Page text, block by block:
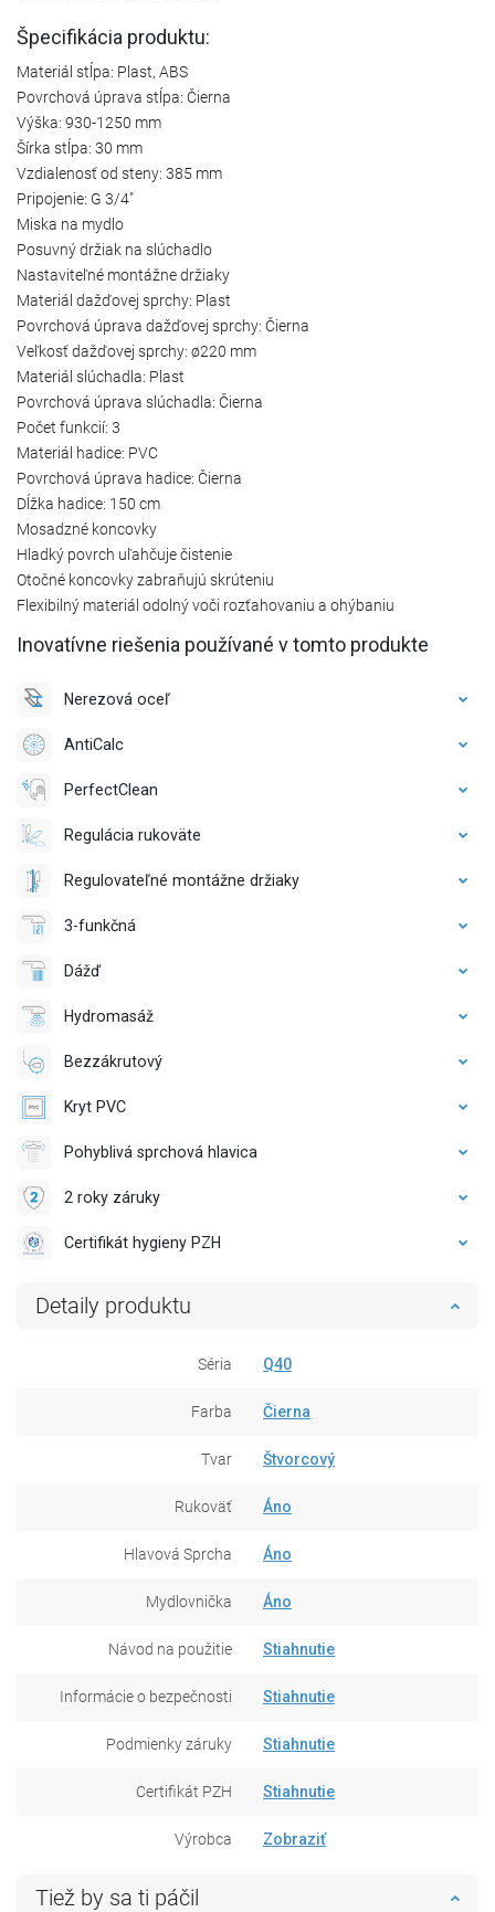
Špecifikácia produktu:
Materiál stĺpa: Plast, ABS
Povrchová úprava stĺpa: Čierna
Výška: 930-1250 mm
Šírka stĺpa: 30 mm
Vzdialenosť od steny: 385 mm
Pripojenie: G 3/4"
Miska na mydlo
Posuvný držiak na slúchadlo
Nastaviteľné montážne držiaky
Materiál dažďovej sprchy: Plast
Povrchová úprava dažďovej sprchy: Čierna
Veľkosť dažďovej sprchy: ø220 mm
Materiál slúchadla: Plast
Povrchová úprava slúchadla: Čierna
Počet funkcií: 3
Materiál hadice: PVC
Povrchová úprava hadice: Čierna
Dĺžka hadice: 150 cm
Mosadzné koncovky
Hladký povrch uľahčuje čistenie
Otočné koncovky zabraňujú skrúteniu
Flexibilný materiál odolný voči rozťahovaniu a ohýbaniu
Inovatívne riešenia používané v tomto produkte
Nerezová oceľ
AntiCalc
PerfectClean
Regulácia rukoväte
Regulovateľné montážne držiaky
3-funkčná
Dážď
Hydromasáž
Bezzákrutový
Kryt PVC
Pohyblivá sprchová hlavica
2 roky záruky
Certifikát hygieny PZH
Detaily produktu
Séria Q40
Farba Čierna
Tvar Štvorcový
Rukoväť Áno
Hlavová Sprcha Áno
Mydlovnička Áno
Návod na použitie Stiahnutie
Informácie o bezpečnosti Stiahnutie
Podmienky záruky Stiahnutie
Certifikát PZH Stiahnutie
Výrobca Zobraziť
Tiež by sa ti páčil